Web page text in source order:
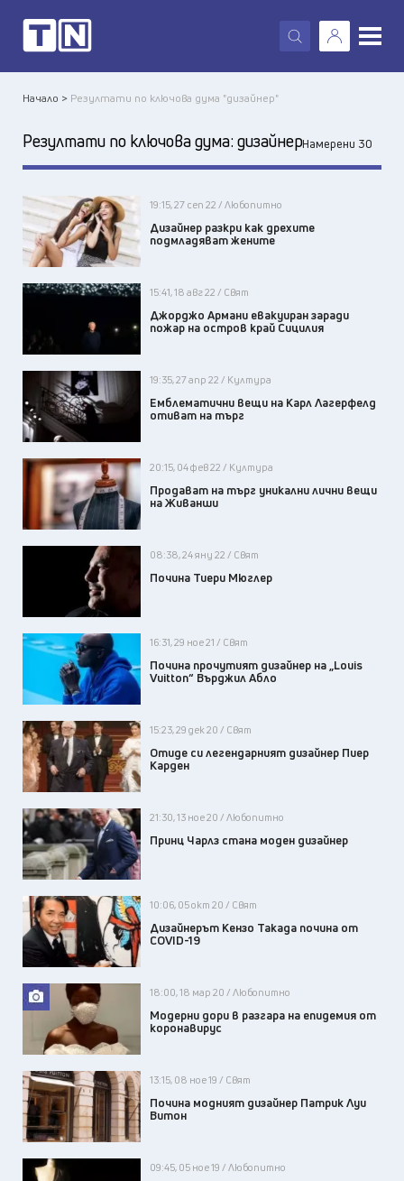
X
Начало > Резултати по ключова дума "дизайнер"
Резултати по ключова дума: дизайнерНамерени 30
19:15, 27 сеп 22 / Любопитно
Дизайнер разкри как дрехите
подмладяват жените
15:41, 18 авг 22 / Свят
Джорджо Армани евакуиран заради
пожар на остров край Сицилия
19:35, 27 апр 22 / Култура
Емблематични вещи на Карл Лагерфелд
отиват на търг
20:15, 04 фев 22 / Култура
Продават на търг уникални лични вещи
на Живанши
08:38, 24 яну 22 / Свят
Почина Тиери Мюглер
16:31, 29 ное 21 / Свят
Почина прочутият дизайнер на „Louis
Vuitton“ Върджил Абло
15:23, 29 дек 20 / Свят
Отиде си легендарният дизайнер Пиер
Карден
21:30, 13 ное 20 / Любопитно
Принц Чарлз стана моден дизайнер
10:06, 05 окт 20 / Свят
Дизайнерът Кензо Такада почина от
COVID-19
18:00, 18 мар 20 / Любопитно
Модерни дори в разгара на епидемия от
коронавирус
13:15, 08 ное 19 / Свят
Почина модният дизайнер Патрик Луи
Витон
09:45, 05 ное 19 / Любопитно